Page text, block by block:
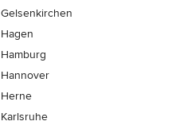
Gelsenkirchen
Hagen
Hamburg
Hannover
Herne
Karlsruhe